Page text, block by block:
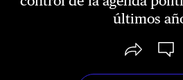
últimos